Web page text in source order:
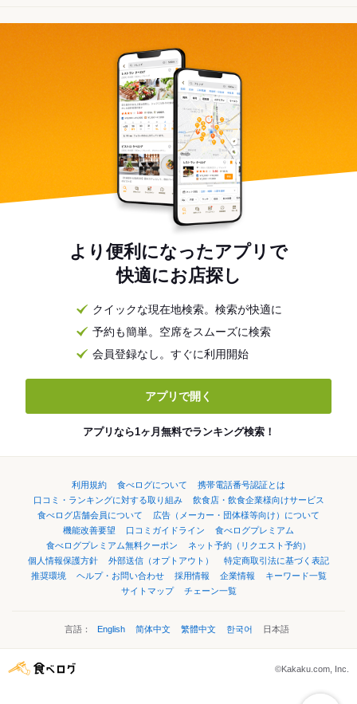
より便利になったアプリで
快適にお店探し
クイックな現在地検索。検索が快適に
予約も簡単。空席をスムーズに検索
会員登録なし。すぐに利用開始
アプリで開く
アプリなら1ヶ月無料でランキング検索！
利用規約 食べログについて
携帯電話番号認証とは
口コミ・ランキングに対する取り組み
飲食店・飲食企業様向けサービス
食べログ店舗会員について
広告（メーカー・団体様等向け）について
機能改善要望
口コミガイドライン
食べログプレミアム
食べログプレミアム無料クーポン
ネット予約（リクエスト予約）
個人情報保護方針
外部送信（オプトアウト）
特定商取引法に基づく表記
推奨環境
ヘルプ・お問い合わせ 採用情報 企業情報
キーワード一覧
サイトマップ
チェーン一覧
言語： English 简体中文 繁體中文 한국어 日本語
©Kakaku.com, Inc.